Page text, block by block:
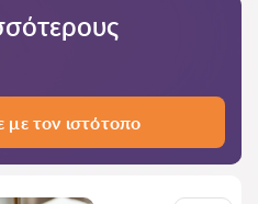
με τον ιστότοπο